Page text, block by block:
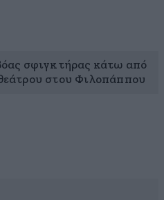
σφιγκτήρας κάτω από
στου Φιλοπάππου